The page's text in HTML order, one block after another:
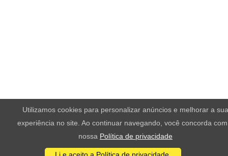
Utilizamos cookies para personalizar anúncios e melhorar a sua
experiência no site. Ao continuar navegando, você concorda
nossa Política de privacidade